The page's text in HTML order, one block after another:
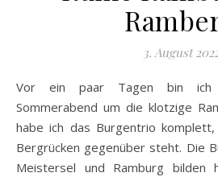
3. August
Vor ein paar Tagen bin ich an einem schönen
Sommerabend um die klotzige
habe ich das Burgentrio
Bergrücken gegenüber steht. Die
Meistersel und Ramburg bilden